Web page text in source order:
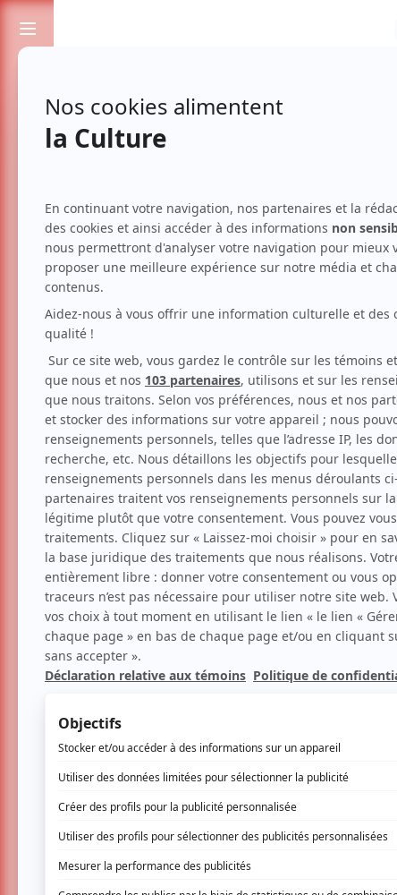
Passionnés de spectacles et de culture
Le Taverne Tour dévoile
Nouvelles Musique
Festival
Théo Bou Eid | 28 novembre 2025 |
Le Taverne Tour a annoncé
programmation du festival.
Mont-Royal et célébrera ses 10